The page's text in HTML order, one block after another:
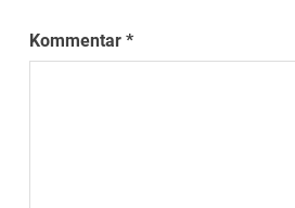
Kommentar*